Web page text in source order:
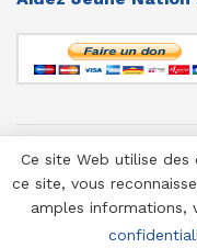
© 1958-2025 Jeune Nation
Ce site Web utilise des
ce site, vous
amples informations,